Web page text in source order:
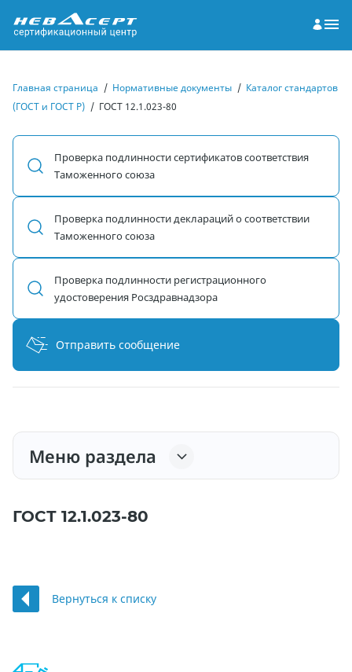
Главная страница / Нормативные документы / Каталог стандартов
(ГОСТ и ГОСТ Р) / ГОСТ 12.1.023-80
Проверка подлинности сертификатов соответствия
Таможенного союза
Проверка подлинности деклараций о соответствии
Таможенного союза
Проверка подлинности регистрационного
удостоверения Росздравнадзора
Отправить сообщение
Меню раздела
ГОСТ 12.1.023-80
Вернуться к списку